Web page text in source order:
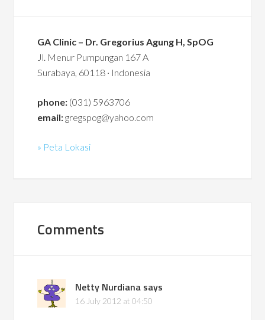
GA Clinic – Dr. Gregorius Agung H, SpOG
Jl. Menur Pumpungan 167 A
Surabaya, 60118 · Indonesia
phone: (031) 5963706
email:gregspog@yahoo.com
» Peta Lokasi
Comments
Netty Nurdiana says
16 July 2012 at 04:50